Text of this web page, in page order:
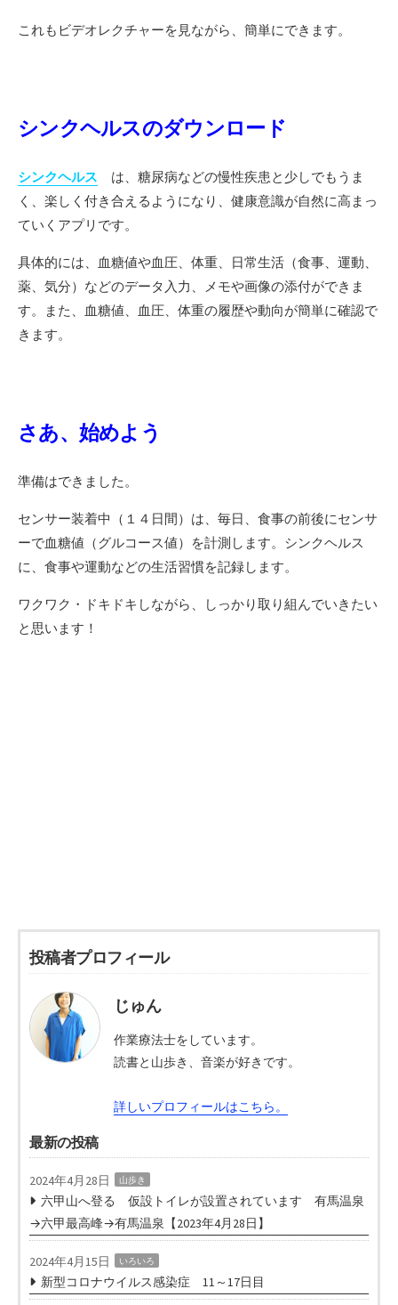
これもビデオレクチャーを見ながら、簡単にできます。
シンクヘルスのダウンロード
シンクヘルス は、糖尿病などの慢性疾患と少しでもうま
く、楽しく付き合えるようになり、健康意識が自然に高まっ
ていくアプリです。
具体的には、血糖値や血圧、体重、日常生活（食事、運動、
薬、気分）などのデータ入力、メモや画像の添付ができま
す。また、血糖値、血圧、体重の履歴や動向が簡単に確認で
きます。
さあ、始めよう
準備はできました。
センサー装着中（１４日間）は、毎日、食事の前後にセンサ
ーで血糖値（グルコース値）を計測します。シンクヘルス
に、食事や運動などの生活習慣を記録します。
ワクワク・ドキドキしながら、しっかり取り組んでいきたい
と思います！
投稿者プロフィール
じゅん
作業療法士をしています。
読書と山歩き、音楽が好きです。
詳しいプロフィールはこちら。
最新の投稿
2024年4月28日 山歩き
六甲山へ登る 仮設トイレが設置されています 有馬温泉
→六甲最高峰→有馬温泉【2023年4月28日】
2024年4月15日 いろいろ
新型コロナウイルス感染症 11～17日目